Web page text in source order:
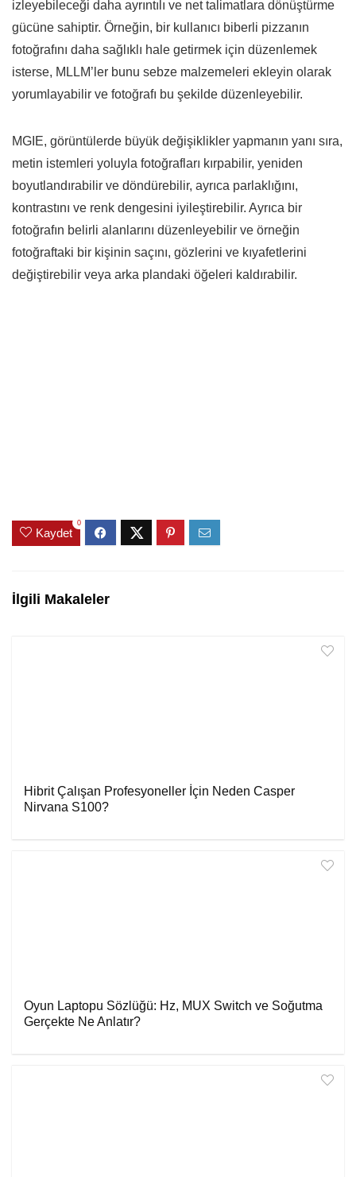
izleyebileceği daha ayrıntılı ve net talimatlara dönüştürme
gücüne sahiptir. Örneğin, bir kullanıcı biberli pizzanın
fotoğrafını daha sağlıklı hale getirmek için düzenlemek
isterse, MLLM’ler bunu sebze malzemeleri ekleyin olarak
yorumlayabilir ve fotoğrafı bu şekilde düzenleyebilir.
MGIE, görüntülerde büyük değişiklikler yapmanın yanı sıra,
metin istemleri yoluyla fotoğrafları kırpabilir, yeniden
boyutlandırabilir ve döndürebilir, ayrıca parlaklığını,
kontrastını ve renk dengesini iyileştirebilir. Ayrıca bir
fotoğrafın belirli alanlarını düzenleyebilir ve örneğin
fotoğraftaki bir kişinin saçını, gözlerini ve kıyafetlerini
değiştirebilir veya arka plandaki öğeleri kaldırabilir.
Kaydet
0
İlgili Makaleler
Hibrit Çalışan Profesyoneller İçin Neden Casper
Nirvana S100?
Oyun Laptopu Sözlüğü: Hz, MUX Switch ve Soğutma
Gerçekte Ne Anlatır?